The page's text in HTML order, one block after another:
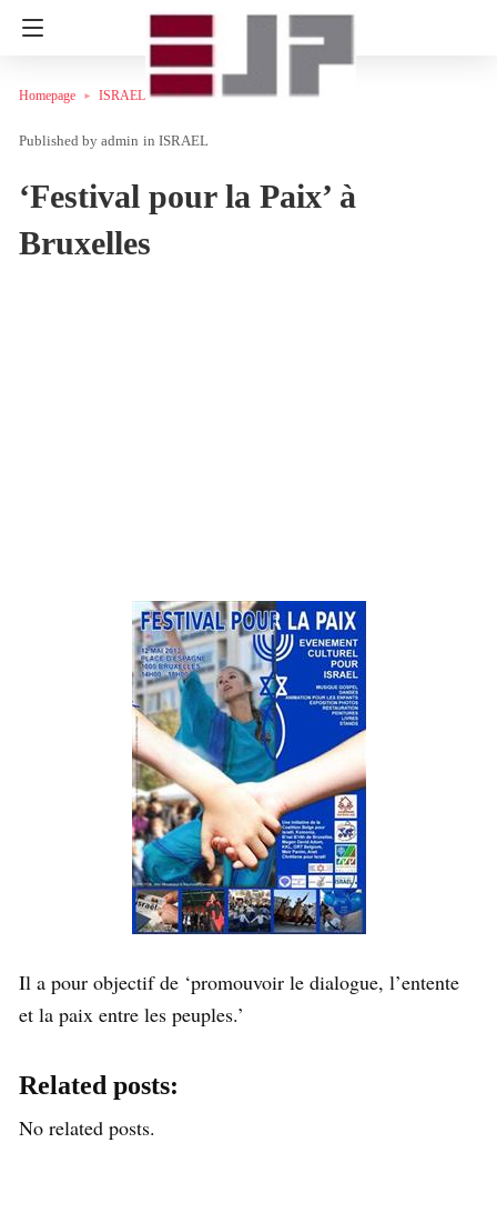
Homepage ISRAEL
admin in ISRAEL
‘Festival pour la Paix’ à
Bruxelles
Il a pour objectif de ‘promouvoir le dialogue, l’entente
et la paix entre les peuples.’
Related posts:
No related posts.